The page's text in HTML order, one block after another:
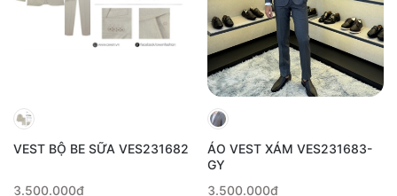
VEST BỘ BE SỮA VES231682
3.500.000₫
ÁO VEST XÁM VES231683-
GY
3.500.000₫